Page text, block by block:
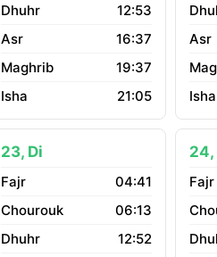
12:53
16:37
19:37
21:05
23, Di
04:41
06:13
12:52
24,